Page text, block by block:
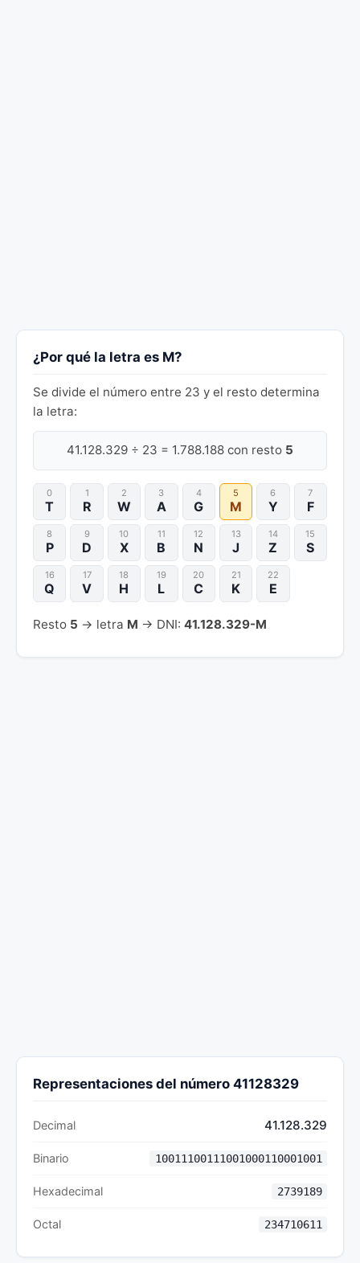
¿Por qué la letra es M?
Se divide el número entre 23 y el resto determina
la letra:
41.128.329 ÷ 23 = 1.788.188 con resto 5
0
T
1
R
2
W
3
A
4
G
5
M
6
Y
7
F
8
P
9
D
10
X
11
B
12
N
13
J
14
Z
15
S
16
Q
17
V
18
H
19
L
20
C
21
K
22
E
Resto 5 → letra M → DNI: 41.128.329-M
Representaciones del número 41128329
Decimal 41.128.329
Binario 10011100111001000110001001
Hexadecimal 2739189
Octal 234710611